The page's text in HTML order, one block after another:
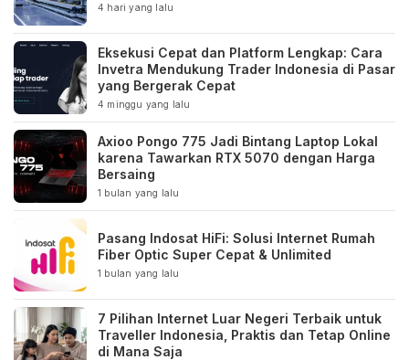
4 hari yang lalu
Eksekusi Cepat dan Platform Lengkap: Cara
Invetra Mendukung Trader Indonesia di Pasar
yang Bergerak Cepat
4 minggu yang lalu
Axioo Pongo 775 Jadi Bintang Laptop Lokal
karena Tawarkan RTX 5070 dengan Harga
Bersaing
1 bulan yang lalu
Pasang Indosat HiFi: Solusi Internet Rumah
Fiber Optic Super Cepat & Unlimited
1 bulan yang lalu
7 Pilihan Internet Luar Negeri Terbaik untuk
Traveller Indonesia, Praktis dan Tetap Online
di Mana Saja